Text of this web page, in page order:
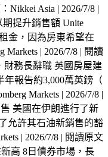
Nikkei Asia | 2026/7/8 |
期提升銷售額 Unite
金，因為房東希望在
| 2026/7/8 | 閱讀
財務長辭職 英國房屋建
年報告約3,000萬英鎊（
Markets | 2026/7/8 |
美國在伊朗進行了新
允許其石油新銷售的豁
| 2026/7/8 | 閱讀原文
高 8日債券市場，長